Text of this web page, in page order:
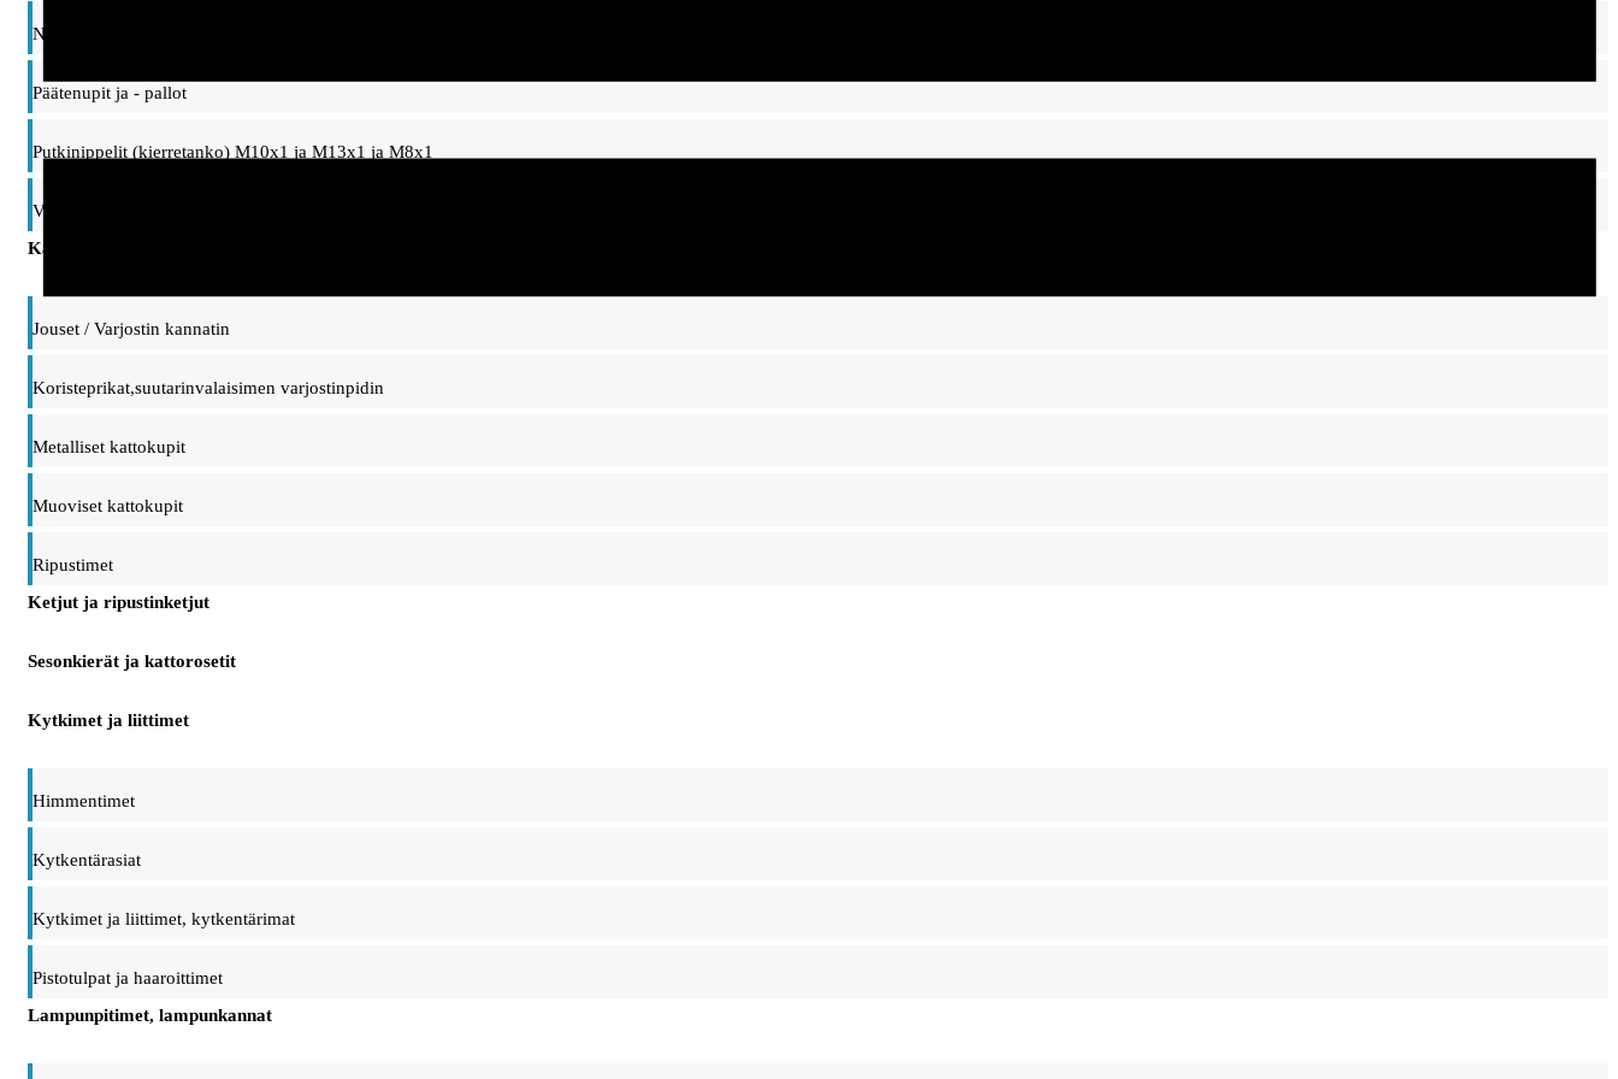
Nivelet ja ripustinsangat, taipuisat varret
Päätenupit ja - pallot
Putkinippelit (kierretanko) M10x1 ja M13x1 ja M8x1
Vaihtonippelit, adapterit M10/M13 kierteet
Kattokupit, ripustimet ja kannattimet
Jouset / Varjostin kannatin
Koristeprikat,suutarinvalaisimen varjostinpidin
Metalliset kattokupit
Muoviset kattokupit
Ripustimet
Ketjut ja ripustinketjut
Sesonkierät ja kattorosetit
Kytkimet ja liittimet
Himmentimet
Kytkentärasiat
Kytkimet ja liittimet, kytkentärimat
Pistotulpat ja haaroittimet
Lampunpitimet, lampunkannat